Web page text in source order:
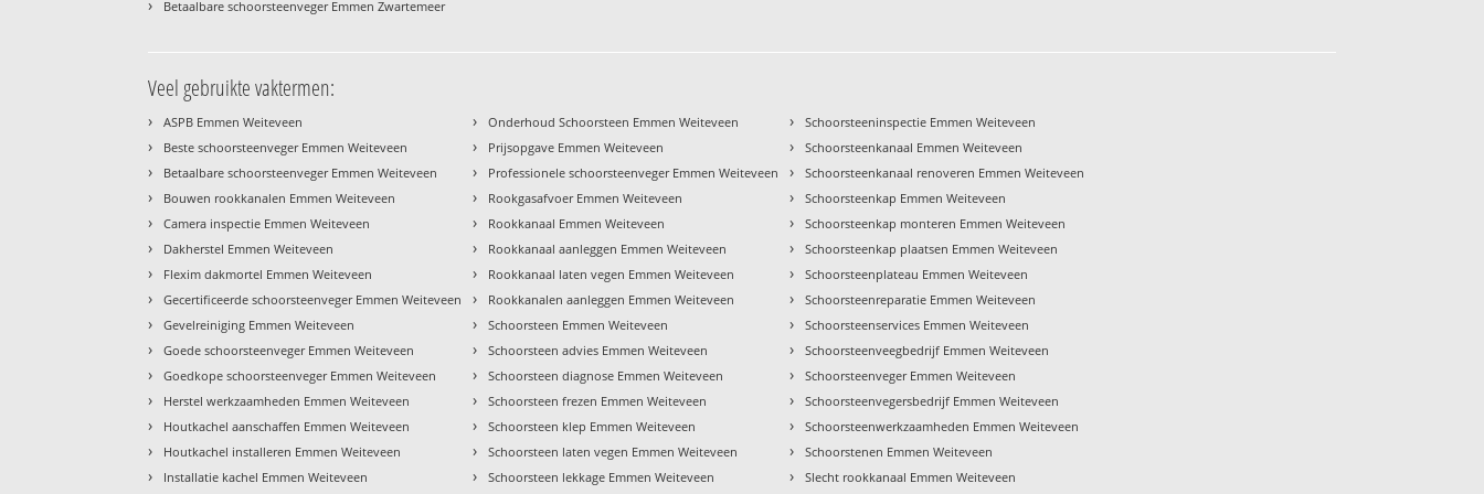
› Betaalbare schoorsteenveger Emmen Zwartemeer
Veel gebruikte vaktermen:
› ASPB Emmen Weiteveen
› Beste schoorsteenveger Emmen Weiteveen
› Betaalbare schoorsteenveger Emmen Weiteveen
› Bouwen rookkanalen Emmen Weiteveen
› Camera inspectie Emmen Weiteveen
› Dakherstel Emmen Weiteveen
› Flexim dakmortel Emmen Weiteveen
› Gecertificeerde schoorsteenveger Emmen Weiteveen
› Gevelreiniging Emmen Weiteveen
› Goede schoorsteenveger Emmen Weiteveen
› Goedkope schoorsteenveger Emmen Weiteveen
› Herstel werkzaamheden Emmen Weiteveen
› Houtkachel aanschaffen Emmen Weiteveen
› Houtkachel installeren Emmen Weiteveen
› Installatie kachel Emmen Weiteveen
› Onderhoud Schoorsteen Emmen Weiteveen
› Prijsopgave Emmen Weiteveen
› Professionele schoorsteenveger Emmen Weiteveen
› Rookgasafvoer Emmen Weiteveen
› Rookkanaal Emmen Weiteveen
› Rookkanaal aanleggen Emmen Weiteveen
› Rookkanaal laten vegen Emmen Weiteveen
› Rookkanalen aanleggen Emmen Weiteveen
› Schoorsteen Emmen Weiteveen
› Schoorsteen advies Emmen Weiteveen
› Schoorsteen diagnose Emmen Weiteveen
› Schoorsteen frezen Emmen Weiteveen
› Schoorsteen klep Emmen Weiteveen
› Schoorsteen laten vegen Emmen Weiteveen
› Schoorsteen lekkage Emmen Weiteveen
› Schoorsteeninspectie Emmen Weiteveen
› Schoorsteenkanaal Emmen Weiteveen
› Schoorsteenkanaal renoveren Emmen Weiteveen
› Schoorsteenkap Emmen Weiteveen
› Schoorsteenkap monteren Emmen Weiteveen
› Schoorsteenkap plaatsen Emmen Weiteveen
› Schoorsteenplateau Emmen Weiteveen
› Schoorsteenreparatie Emmen Weiteveen
› Schoorsteenservices Emmen Weiteveen
› Schoorsteenveegbedrijf Emmen Weiteveen
› Schoorsteenveger Emmen Weiteveen
› Schoorsteenvegersbedrijf Emmen Weiteveen
› Schoorsteenwerkzaamheden Emmen Weiteveen
› Schoorstenen Emmen Weiteveen
› Slecht rookkanaal Emmen Weiteveen